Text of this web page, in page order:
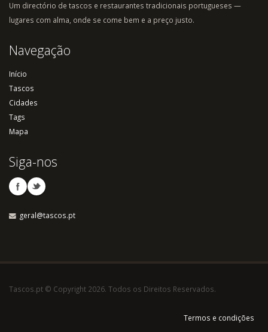
Um directório de tascos e restaurantes tradicionais portugueses —
lugares com alma, onde se come bem e a preço justo.
Navegação
Início
Tascos
Cidades
Tags
Mapa
Siga-nos
geral@tascos.pt
Tascos.pt © Copyright 2026. Todos os Direitos Reservados.
Termos e condições